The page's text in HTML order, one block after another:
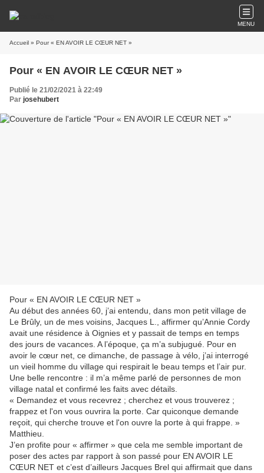
MENU
Accueil » Pour « EN AVOIR LE CŒUR NET »
Pour « EN AVOIR LE CŒUR NET »
Publié le 21/02/2021 à 22:49
Par josehubert
Pour « EN AVOIR LE CŒUR NET »
Au début des années 60, j’ai entendu, dans mon petit village de
Le Brûly, un de mes voisins, Jacques L., affirmer qu’Annie Cordy
avait une résidence à Oignies et y passait de temps en temps
des jours de vacances. A l’époque, ça m’a subjugué. Pour en
avoir le cœur net, ce dimanche, de passage à vélo, j’ai interrogé
un vieil homme du village qui respirait le beau temps et l’air pur.
Une belle rencontre : il m’a même parlé de personnes de mon
village natal et confirmé les faits avec détails.
« Demandez et vous recevrez ; cherchez et vous trouverez ;
frappez et l'on vous ouvrira la porte. Car quiconque demande
reçoit, qui cherche trouve et l'on ouvre la porte à qui frappe. »
Matthieu.
J’en profite pour « affirmer » que cela me semble important de
poser des actes par rapport à son passé pour EN AVOIR LE
CŒUR NET et c’est d’ailleurs Jacques Brel qui affirmait que dans